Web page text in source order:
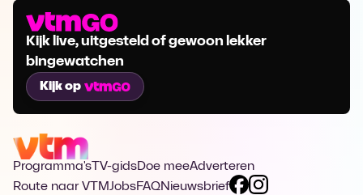
Kijk live, uitgesteld of gewoon lekker
bingewatchen
Kijk op
Programma's TV-gidsDoe meeAdverteren
Route naar VTMJobsFAQNieuwsbrief